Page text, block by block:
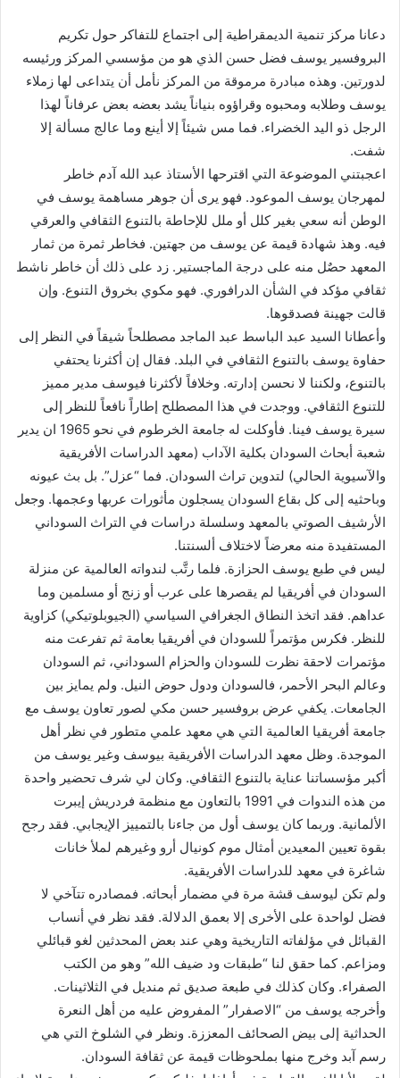
دعانا مركز تنمية الديمقراطية إلى اجتماع للتفاكر حول تكريم
البروفسير يوسف فضل حسن الذي هو من مؤسسي المركز ورئيسه
لدورتين. وهذه مبادرة مرموقة من المركز نأمل أن يتداعى لها زملاء
يوسف وطلابه ومحبوه وقراؤوه بنياناً يشد بعضه بعض عرفاناً لهذا
الرجل ذو اليد الخضراء. فما مس شيئاً إلا أينع وما عالج مسألة إلا
شفت.
اعجبتني الموضوعة التي اقترحها الأستاذ عبد الله آدم خاطر
لمهرجان يوسف الموعود. فهو يرى أن جوهر مساهمة يوسف في
الوطن أنه سعي بغير كلل أو ملل للإحاطة بالتنوع الثقافي والعرقي
فيه. وهذ شهادة قيمة عن يوسف من جهتين. فخاطر ثمرة من ثمار
المعهد حصٌل منه على درجة الماجستير. زد على ذلك أن خاطر ناشط
ثقافي مؤكد في الشأن الدرافوري. فهو مكوي بخروق التنوع. وإن
قالت جهينة فصدقوها.
وأعطانا السيد عبد الباسط عبد الماجد مصطلحاً شيقاً في النظر إلى
حفاوة يوسف بالتنوع الثقافي في البلد. فقال إن أكثرنا يحتفي
بالتنوع، ولكننا لا نحسن إدارته. وخلافاً لأكثرنا فيوسف مدير مميز
للتنوع الثقافي. ووجدت في هذا المصطلح إطاراً نافعاً للنظر إلى
سيرة يوسف فينا. فأوكلت له جامعة الخرطوم في نحو 1965 ان يدير
شعبة أبحاث السودان بكلية الآداب (معهد الدراسات الأفريقية
والآسيوية الحالي) لتدوين تراث السودان. فما “عزل”. بل بث عيونه
وباحثيه إلى كل بقاع السودان يسجلون مأثورات عربها وعجمها. وجعل
الأرشيف الصوتي بالمعهد وسلسلة دراسات في التراث السوداني
المستفيدة منه معرضاً لاختلاف ألسنتنا.
ليس في طبع يوسف الحزازة. فلما رتَّب لندواته العالمية عن منزلة
السودان في أفريقيا لم يقصرها على عرب أو زنج أو مسلمين وما
عداهم. فقد اتخذ النطاق الجغرافي السياسي (الجيوبلوتيكي) كزاوية
للنظر. فكرس مؤتمراً للسودان في أفريقيا بعامة ثم تفرعت منه
مؤتمرات لاحقة نظرت للسودان والحزام السوداني، ثم السودان
وعالم البحر الأحمر، فالسودان ودول حوض النيل. ولم يمايز بين
الجامعات. يكفي عرض بروفسير حسن مكي لصور تعاون يوسف مع
جامعة أفريقيا العالمية التي هي معهد علمي متطور في نظر أهل
الموجدة. وظل معهد الدراسات الأفريقية بيوسف وغير يوسف من
أكبر مؤسساتنا عناية بالتنوع الثقافي. وكان لي شرف تحضير واحدة
من هذه الندوات في 1991 بالتعاون مع منظمة فردريش إيبرت
الألمانية. وربما كان يوسف أول من جاءنا بالتمييز الإيجابي. فقد رجح
بقوة تعيين المعيدين أمثال موم كونيال أرو وغيرهم لملأ خانات
شاغرة في معهد للدراسات الأفريقية.
ولم تكن ليوسف قشة مرة في مضمار أبحاثه. فمصادره تتآخي لا
فضل لواحدة على الأخرى إلا بعمق الدلالة. فقد نظر في أنساب
القبائل في مؤلفاته التاريخية وهي عند بعض المحدثين لغو قبائلي
ومزاعم. كما حقق لنا “طبقات ود ضيف الله” وهو من الكتب
الصفراء. وكان كذلك في طبعة صديق ثم منديل في الثلاثينات.
وأخرجه يوسف من “الاصفرار” المفروض عليه من أهل النعرة
الحداثية إلى بيض الصحائف المعززة. ونظر في الشلوخ التي هي
رسم آبد وخرج منها بملحوظات قيمة عن ثقافة السودان.